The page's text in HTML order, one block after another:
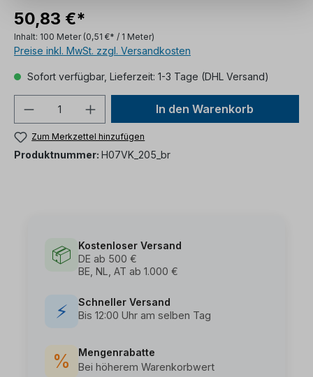
50,83 €*
Inhalt: 100 Meter (0,51 €* / 1 Meter)
Preise inkl. MwSt. zzgl. Versandkosten
Sofort verfügbar, Lieferzeit: 1-3 Tage (DHL Versand)
In den Warenkorb
Zum Merkzettel hinzufügen
Produktnummer: H07VK_205_br
📦
Kostenloser Versand
DE ab 500 €
BE, NL, AT ab 1.000 €
⚡
Schneller Versand
Bis 12:00 Uhr am selben Tag
%
Mengenrabatte
Bei höherem Warenkorbwert